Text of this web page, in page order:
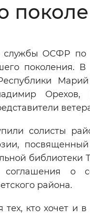
монохромный
службы ОСФР
поколения.
Орехов,
солисты
библиотеки
о
района.
кто хочет и в